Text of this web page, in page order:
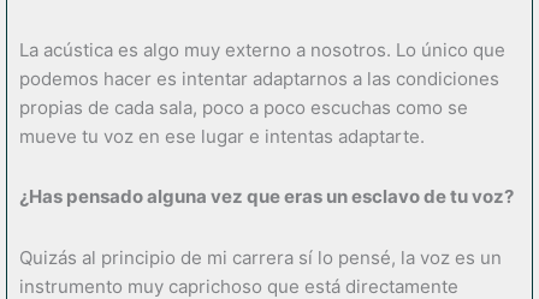
La acústica es algo muy externo a nosotros. Lo único que
podemos hacer es intentar adaptarnos a las condiciones
propias de cada sala, poco a poco escuchas como se
mueve tu voz en ese lugar e intentas adaptarte.
¿Has pensado alguna vez que eras un esclavo de tu voz?
Quizás al principio de mi carrera sí lo pensé, la voz es un
instrumento muy caprichoso que está directamente